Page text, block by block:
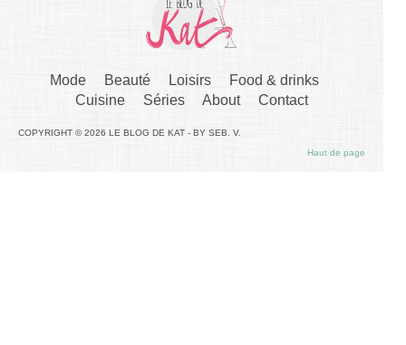
Mode Beauté Loisirs
Food & drinks
Cuisine
Séries About Contact
COPYRIGHT © 2026 LE BLOG DE KAT - BY SEB. V.
Haut de page